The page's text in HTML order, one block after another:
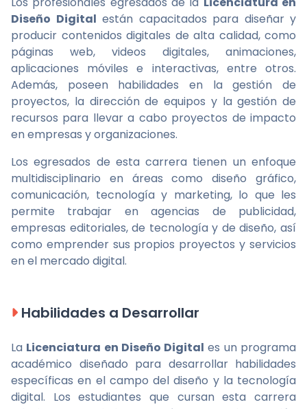
Diseño Digital están capacitados para diseñar y
producir contenidos digitales de alta calidad, como
páginas web, videos digitales, animaciones,
aplicaciones móviles e interactivas, entre otros.
Además, poseen habilidades en la gestión de
proyectos, la dirección de equipos y la gestión de
recursos para llevar a cabo proyectos de impacto
en empresas y organizaciones.
Los egresados de esta carrera tienen un enfoque
multidisciplinario en áreas como diseño gráfico,
comunicación, tecnología y marketing, lo que les
permite trabajar en agencias de publicidad,
empresas editoriales, de tecnología y de diseño, así
como emprender sus propios proyectos y servicios
en el mercado digital.
Habilidades a Desarrollar
La Licenciatura en Diseño Digital es un programa
académico diseñado para desarrollar habilidades
específicas en el campo del diseño y la tecnología
digital. Los estudiantes que cursan esta carrera